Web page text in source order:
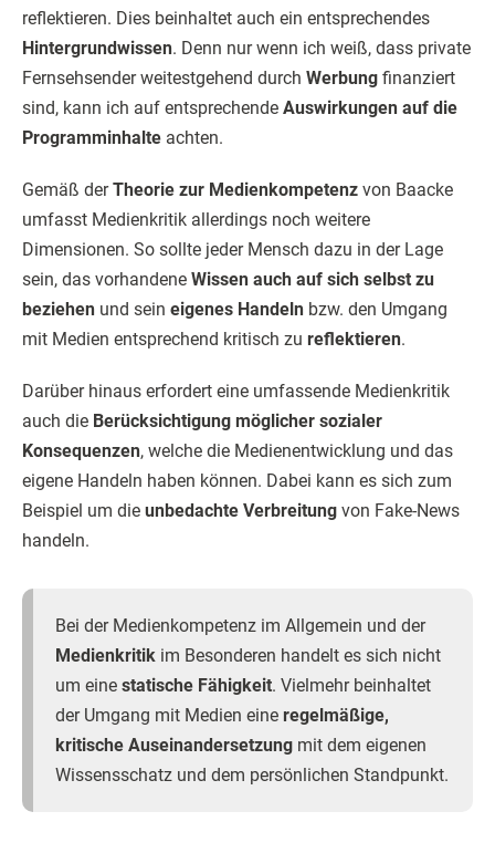
reflektieren. Dies beinhaltet auch ein entsprechendes
Hintergrundwissen. Denn nur wenn ich weiß, dass private
Fernsehsender weitestgehend durch Werbung finanziert
sind, kann ich auf entsprechende Auswirkungen auf die
Programminhalte achten.
Gemäß derTheorie zur Medienkompetenz von Baacke
umfasst Medienkritik allerdings noch weitere
Dimensionen. So sollte jeder Mensch dazu in der Lage
sein, das vorhandene Wissen auch auf sich selbst zu
beziehen und sein eigenes Handeln bzw. den Umgang
mit Medien entsprechend kritisch zu reflektieren.
Darüber hinaus erfordert eine umfassende Medienkritik
auch die Berücksichtigung möglicher sozialer
Konsequenzen, welche die Medienentwicklung und das
eigene Handeln haben können. Dabei kann es sich zum
Beispiel um die unbedachte Verbreitung von Fake-News
handeln.
Bei der Medienkompetenz im Allgemein und der
Medienkritik im Besonderen handelt es sich nicht
um eine statische Fähigkeit. Vielmehr beinhaltet
der Umgang mit Medien eine regelmäßige,
kritische Auseinandersetzung mit dem eigenen
Wissensschatz und dem persönlichen Standpunkt.